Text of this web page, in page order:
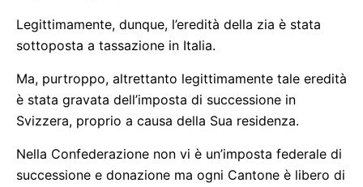
Legittimamente, dunque, l’eredità della zia è stata
sottoposta a tassazione in Italia.
Ma, purtroppo, altrettanto legittimamente tale eredità
è stata gravata dell’imposta di successione in
Svizzera, proprio a causa della Sua residenza.
Nella Confederazione non vi è un’imposta federale di
successione e donazione ma ogni Cantone è libero di